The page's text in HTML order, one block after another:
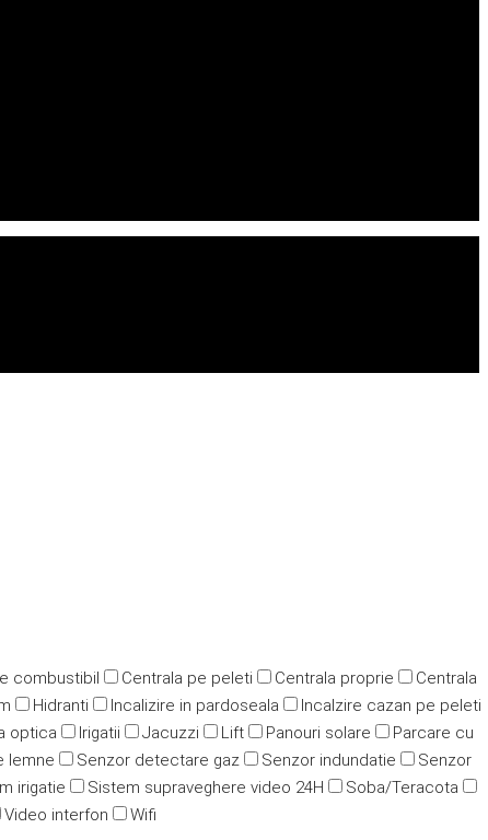
combustibil Centrala pe peleti Centrala proprie
Centrala
Hidranti Incalizire in pardoseala
Incalzire cazan pe peleti
optica Irigatii Jacuzzi Lift Panouri solare
Parcare cu
lemne Senzor detectare gaz Senzor indundatie
Senzor
irigatie Sistem supraveghere video 24H
Soba/Teracota
Video interfon Wifi